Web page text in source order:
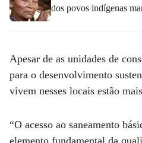
dos povos indígenas
Apesar de as unidades de
para o desenvolvimento
vivem nesses locais estão
“O acesso ao saneamento
elemento fundamental da